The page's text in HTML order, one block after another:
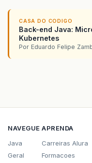
CASA DO CODIGO
Back-end Java:
Kubernetes
Por Eduardo Felipe
NAVEGUE
Java
Geral
APRENDA
Carreiras Alura
Formacoes